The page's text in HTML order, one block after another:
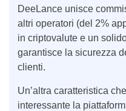
DeeLance unisce
altri operatori (del 2%
in criptovalute e un
garantisce la sicurezza
clienti.
Un’altra caratteristica
interessante la